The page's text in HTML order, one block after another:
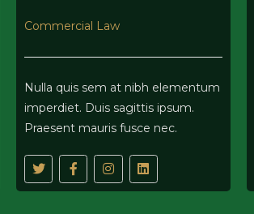
Commercial Law
Nulla quis sem at nibh elementum
imperdiet. Duis sagittis ipsum.
Praesent mauris fusce nec.